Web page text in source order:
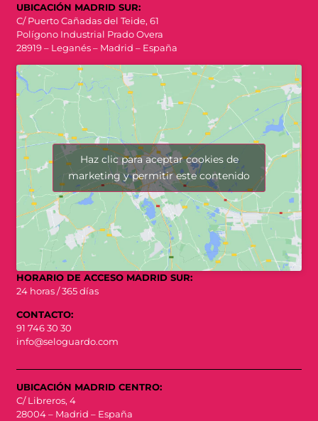
UBICACIÓN MADRID SUR:
C/ Puerto Cañadas del Teide, 61
Polígono Industrial Prado Overa
28919 – Leganés – Madrid – España
Haz clic para aceptar cookies de
marketing y permitir este contenido
HORARIO DE ACCESO MADRID SUR:
24 horas / 365 días
CONTACTO:
91 746 30 30
info@seloguardo.com
UBICACIÓN MADRID CENTRO:
C/ Libreros, 4
28004 – Madrid – España